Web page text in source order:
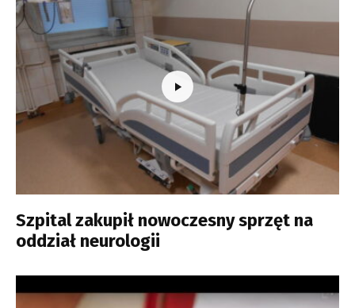
Szpital zakupił nowoczesny sprzęt na
oddział neurologii